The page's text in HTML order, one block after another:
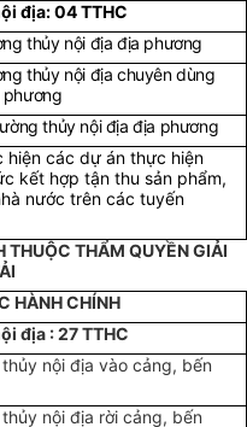
địa: 04 TTHC
thủy nội địa địa phương
thủy nội địa chuyên dùng
phương
thủy nội địa địa phương
hiện các dự án thực hiện
kết hợp tận thu sản phẩm,
nước trên các tuyến
THUỘC THẨM QUYỀN GIẢI
HÀNH CHÍNH
địa : 27 TTHC
nội địa vào cảng, bến
nội địa rời cảng, bến